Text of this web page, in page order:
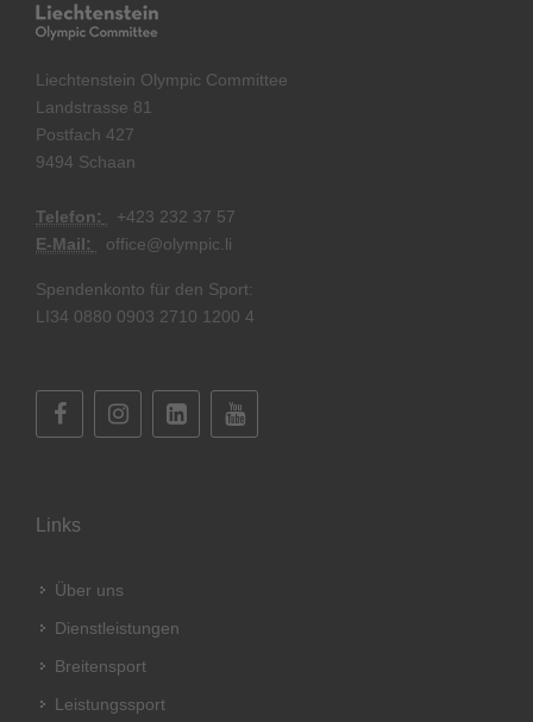
Liechtenstein Olympic Committee
Landstrasse 81
Postfach 427
9494 Schaan
Telefon: +423 232 37 57
E-Mail:
office@olympic.li
Spendenkonto für den Sport:
LI34 0880 0903 2710 1200 4
Links
Über uns
Dienstleistungen
Breitensport
Leistungssport